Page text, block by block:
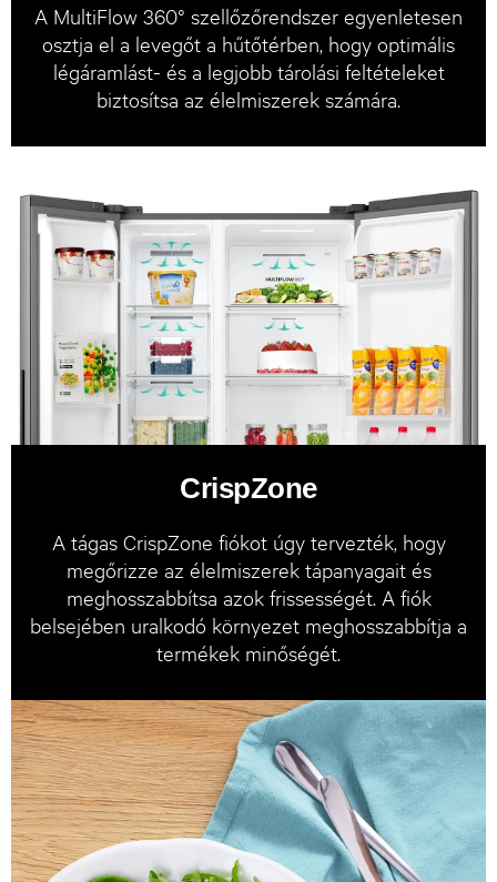
A MultiFlow 360° szellőzőrendszer egyenletesen
osztja el a levegőt a hűtőtérben, hogy optimális
légáramlást- és a legjobb tárolási feltételeket
biztosítsa az élelmiszerek számára.
CrispZone
A tágas CrispZone fiókot úgy tervezték, hogy
megőrizze az élelmiszerek tápanyagait és
meghosszabbítsa azok frissességét. A fiók
belsejében uralkodó környezet meghosszabbítja a
termékek minőségét.